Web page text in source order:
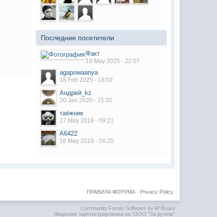
Последние посетители
Факт
10 May 2025 - 22:07
agapowaanya
18 Feb 2025 - 18:02
Андрей_kz
20 Jan 2020 - 15:32
таёжник
17 May 2019 - 09:21
А6422
16 May 2019 - 16:25
Privacy Policy
ПРАВИЛА ФОРУМА·
Community Forum Software by IP.Board
Лицензия зарегистрирована на: ООО "За рулем"